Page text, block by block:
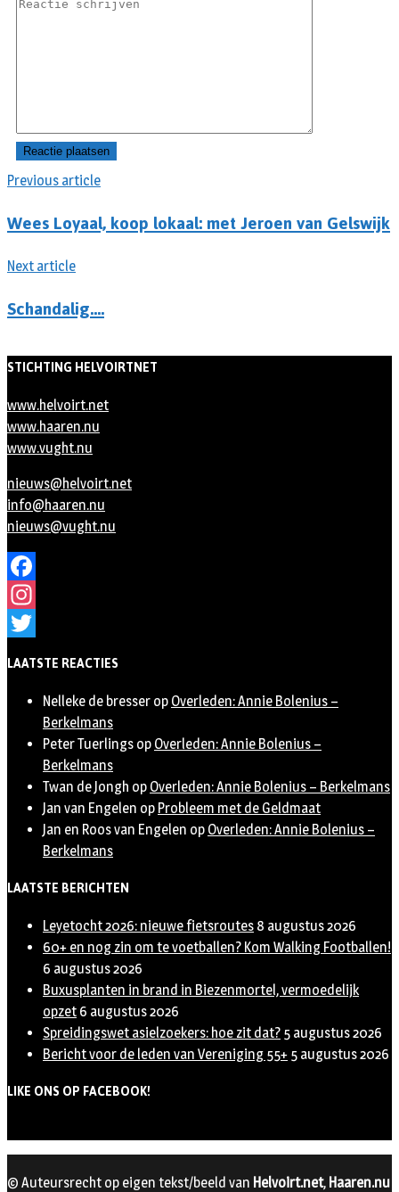
Previous article
Wees Loyaal, koop lokaal: met Jeroen van Gelswijk
Next article
Schandalig….
STICHTING HELVOIRTNET
www.helvoirt.net
www.haaren.nu
www.vught.nu
nieuws@helvoirt.net
info@haaren.nu
nieuws@vught.nu
Facebook
Instagram
LAATSTE REACTIES
Nelleke de bresser op Overleden: Annie Bolenius –
Berkelmans
Peter Tuerlings op Overleden: Annie Bolenius –
Berkelmans
Twan de Jongh op Overleden: Annie Bolenius – Berkelmans
Jan van Engelen op Probleem met de Geldmaat
Jan en Roos van Engelen op Overleden: Annie Bolenius –
Berkelmans
LAATSTE BERICHTEN
Leyetocht 2026: nieuwe fietsroutes 8 augustus 2026
60+ en nog zin om te voetballen? Kom Walking Footballen!
6 augustus 2026
Buxusplanten in brand in Biezenmortel, vermoedelijk
opzet 6 augustus 2026
Spreidingswet asielzoekers: hoe zit dat? 5 augustus 2026
Bericht voor de leden van Vereniging 55+ 5 augustus 2026
LIKE ONS OP FACEBOOK!
© Auteursrecht op eigen tekst/beeld van Helvoirt.net, Haaren.nu